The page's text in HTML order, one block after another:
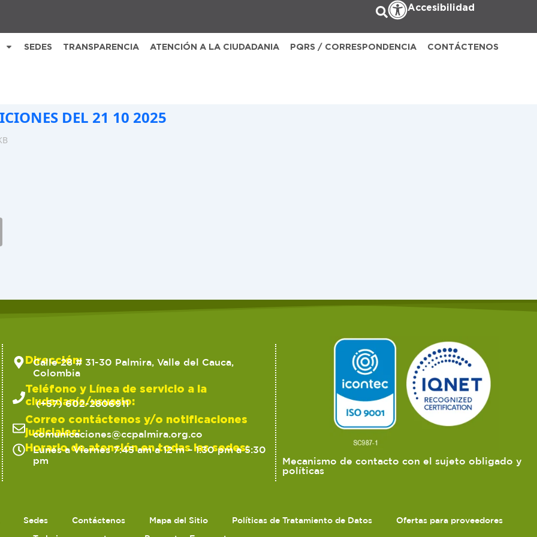
Accesibilidad
SEDES TRANSPARENCIA ATENCIÓN A LA CIUDADANIA PQRS / CORRESPONDENCIA CONTÁCTENOS
DEL 21 10 2025
Dirección:
Calle 28 # 31-30 Palmira, Valle del Cauca,
Colombia
Teléfono y Línea de servicio a la
ciudadanía/usuario:
(+57) 602-2806911
Correo contáctenos y/o notificaciones
judiciales:
comunicaciones@ccpalmira.org.co
Horario de atención en todas las sedes:
Lunes a Viernes 7:45 am a 12 m – 1:30 pm a 5:30
pm
Mecanismo de contacto con el sujeto obligado y
políticas
Sedes Contáctenos Mapa del Sitio Políticas de Tratamiento de Datos
Ofertas para proveedores